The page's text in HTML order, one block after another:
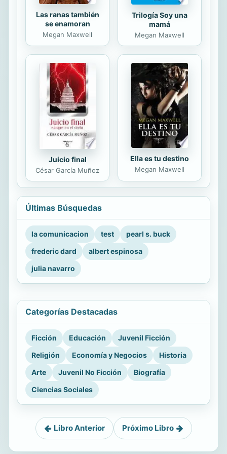
Las ranas también
se enamoran
Megan Maxwell
Trilogía Soy una
mamá
Megan Maxwell
Juicio final
César García Muñoz
Ella es tu destino
Megan Maxwell
Últimas Búsquedas
la comunicacion test
pearl s. buck
frederic dard
albert espinosa
julia navarro
Categorías Destacadas
Ficción Educación
Juvenil Ficción
Religión
Economía y Negocios
Historia
Arte
Juvenil No Ficción
Biografía
Ciencias Sociales
Libro Anterior Próximo Libro